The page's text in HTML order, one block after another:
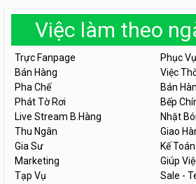
Việc làm theo
Trực Fanpage
Phục
Bán Hàng
Việc
Pha Chế
Bán
Phát Tờ Rơi
Bếp
Live Stream B.Hàng
Nhặt
Thu Ngân
Giao
Gia Sư
Kế Toán
Marketing
Giúp
Tạp Vụ
Sale -